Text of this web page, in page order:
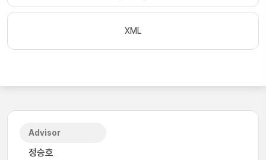
XML
Advisor
정승호